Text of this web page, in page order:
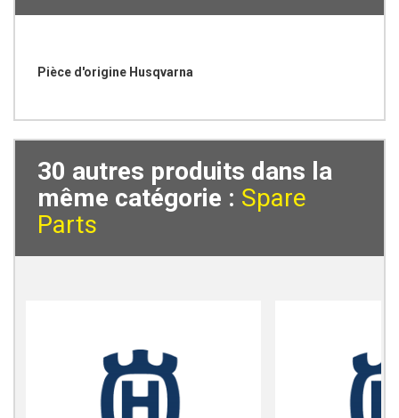
Pièce d'origine Husqvarna
30 autres produits dans la
même catégorie : Spare
Parts